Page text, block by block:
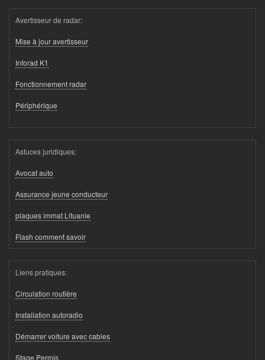
Avertisseur de radar:
Mise à jour avertisseur
Inforad K1
Fonctionnement radar
Périphérique
Astuces juridiques:
Avocat auto
Assurance jeune conducteur
plaques immat Lituanie
Flash comment savoir
Liens pratiques:
Circulation routière
Installation autoradio
Démarrer voiture avec cables
Stage Permis